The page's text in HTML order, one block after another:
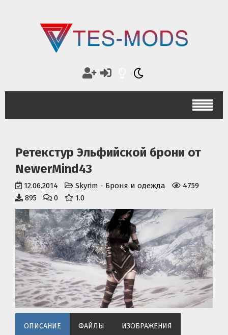
Ретекстур Эльфийской брони от
NewerMind43
12.06.2014 Skyrim - Броня и одежда
4759
895
0 1.0
ОПИСАНИЕ ФАЙЛЫ ИЗОБРАЖЕНИЯ